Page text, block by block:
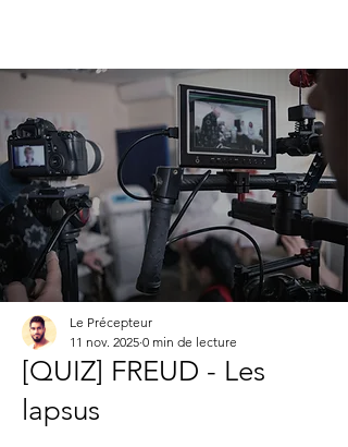
[QUIZ] FREUD - Les
lapsus
Le Précepteur
11 nov. 2025 0 min de lecture